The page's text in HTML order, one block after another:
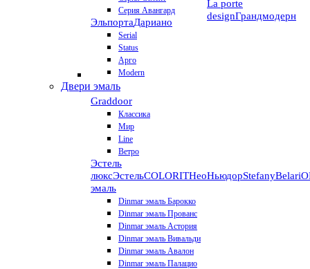
Серия Авангард
ЭльпортаДариано
Serial
Status
Арго
Modern
La porte
designГрандмодерн
Двери эмаль
Graddoor
Классика
Мир
Line
Ветро
Эстель
люксЭстельCOLORITНеоНьюдорStefanyBelari
эмаль
Dinmar эмаль Барокко
Dinmar эмаль Прованс
Dinmar эмаль Астория
Dinmar эмаль Вивальди
Dinmar эмаль Авалон
Dinmar эмаль Палацио